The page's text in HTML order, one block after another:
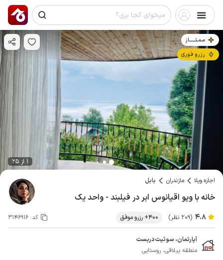
مـمـتــــــاز
رزرو فوری
1 از 25
اجاره ویلا مازندران بابل
خانه با ویو اقیانوس ابر در فیلبند - واحد یک
4.8 (209 نظر) 400+ رزرو موفق کد: 3146916
آپارتمان، سوئیت دربست
منطقه ییلاقی، روستایی